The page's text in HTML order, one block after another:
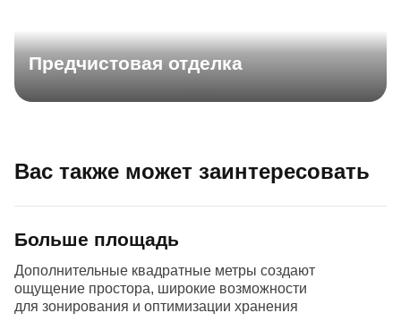
Предчистовая отделка
Вас также может заинтересовать
Больше площадь
Дополнительные квадратные метры создают
ощущение простора, широкие возможности
для зонирования и оптимизации хранения